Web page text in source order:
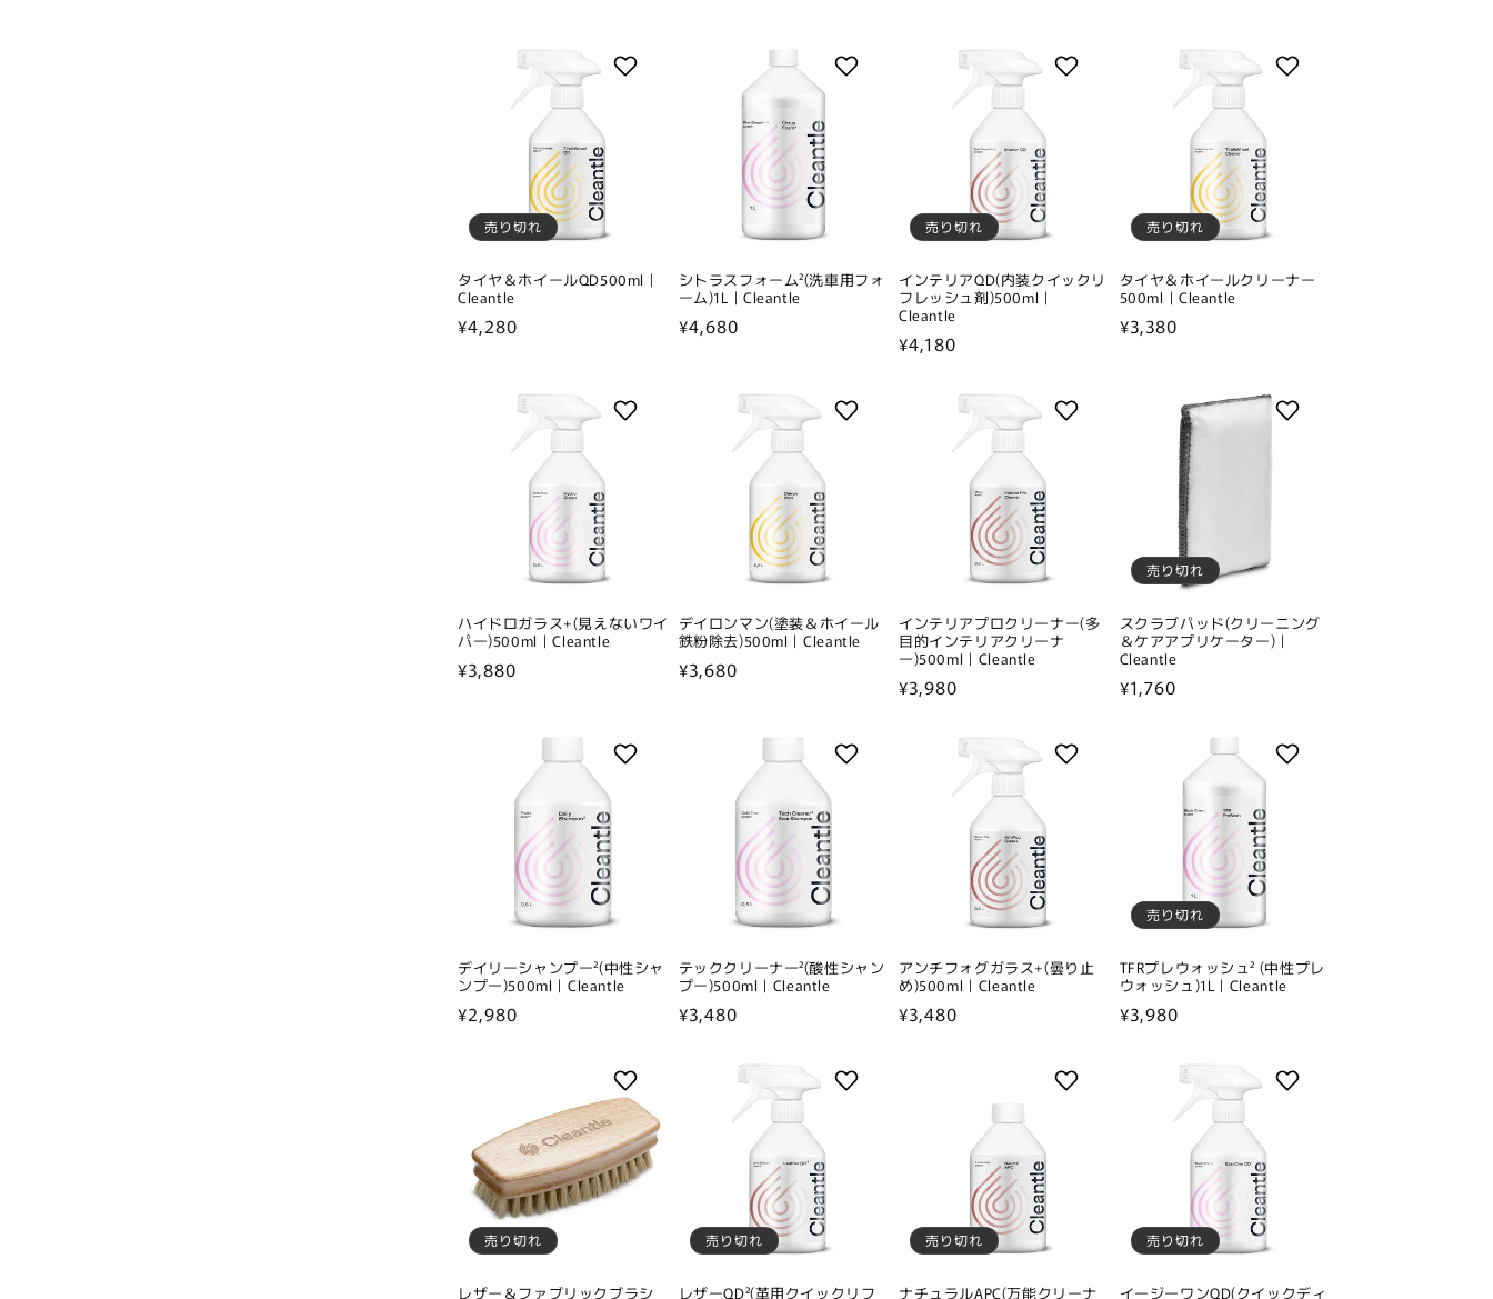
売り切れ
タイヤ＆ホイールQD500ml｜
Cleantle
通
¥4,280
シトラスフォーム²(洗車用フォ
ーム)1L｜Cleantle
通
¥4,680
売り切れ
インテリアQD(内装クイックリ
フレッシュ剤)500ml｜
Cleantle
通
¥4,180
売り切れ
タイヤ＆ホイールクリーナー
500ml｜Cleantle
通
¥3,380
ハイドロガラス+(見えないワイ
パー)500ml｜Cleantle
通
¥3,880
デイロンマン(塗装＆ホイール
鉄粉除去)500ml｜Cleantle
通
¥3,680
インテリアプロクリーナー(多
目的インテリアクリーナ
ー)500ml｜Cleantle
通
¥3,980
売り切れ
スクラブパッド(クリーニング
＆ケアアプリケーター)｜
Cleantle
通
¥1,760
デイリーシャンプー²(中性シャ
ンプー)500ml｜Cleantle
通
¥2,980
テッククリーナー²(酸性シャン
プー)500ml｜Cleantle
通
¥3,480
アンチフォグガラス+(曇り止
め)500ml｜Cleantle
通
¥3,480
売り切れ
TFRプレウォッシュ² (中性プレ
ウォッシュ)1L｜Cleantle
通
¥3,980
売り切れ
レザー＆ファブリックブラシ
売り切れ
レザーQD²(革用クイックリフ
売り切れ
ナチュラルAPC(万能クリーナ
売り切れ
イージーワンQD(クイックディ